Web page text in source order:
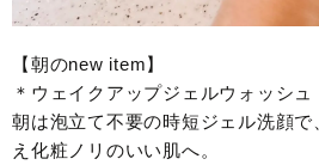
【朝のnew item】
＊ウェイクアップジェルウォッシュ
朝は泡立て不要の時短ジェル洗顔
え化粧ノリのいい肌へ。